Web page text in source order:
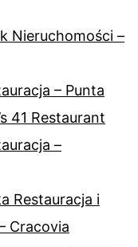
Nieruchomości –
– Punta
41 Restaurant
–
Restauracja i
Cracovia